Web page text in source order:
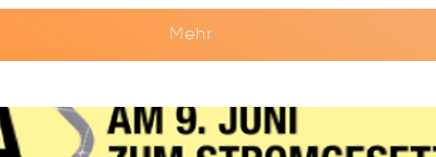
Mehr